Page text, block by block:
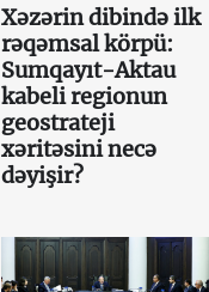
Xəzərin dibində ilk
rəqəmsal körpü:
Sumqayıt-Aktau
kabeli regionun
geostrateji
xəritəsini necə
dəyişir?